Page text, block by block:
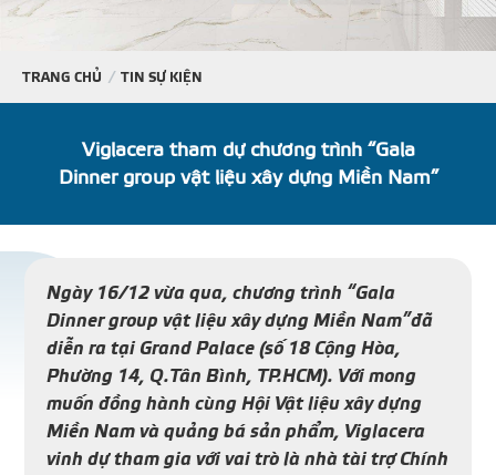
BÊ TÔNG KHÍ
DỰ
KÊNH PHÂN
TRANG CHỦ TIN SỰ KIỆN
Viglacera tham dự chương trình “Gala
Dinner group vật liệu xây dựng Miền Nam”
Ngày 16/12 vừa qua, chương trình “Gala
Dinner group vật liệu xây dựng Miền Nam”đã
diễn ra tại Grand Palace (số 18 Cộng Hòa,
Phường 14, Q.Tân Bình, TP.HCM). Với mong
muốn đồng hành cùng Hội Vật liệu xây dựng
Miền Nam và quảng bá sản phẩm, Viglacera
vinh dự tham gia với vai trò là nhà tài trợ Chính